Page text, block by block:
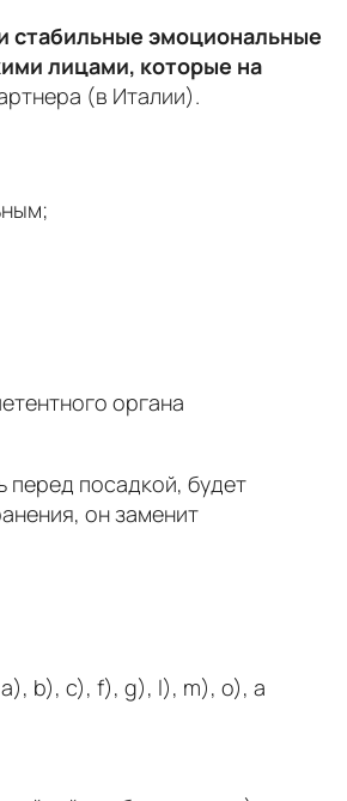
эмоциональные
лицами, которые на
(в Италии).
органа
перед посадкой, будет
он заменит
a), b), c), f), g), l), m), o), а